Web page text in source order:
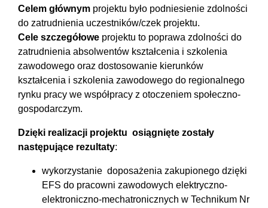
Celem głównym projektu było podniesienie zdolności
do zatrudnienia uczestników/czek projektu.
Cele szczegółowe projektu to poprawa zdolności do
zatrudnienia absolwentów kształcenia i szkolenia
zawodowego oraz dostosowanie kierunków
kształcenia i szkolenia zawodowego do regionalnego
rynku pracy we współpracy z otoczeniem społeczno-
gospodarczym.
Dzięki realizacji projektu osiągnięte zostały
następujące rezultaty:
wykorzystanie doposażenia zakupionego dzięki
EFS do pracowni zawodowych elektryczno-
elektroniczno-mechatronicznych w Technikum Nr